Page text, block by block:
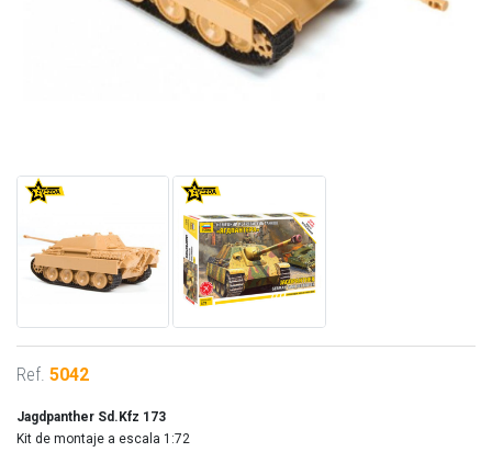
Ref. 5042
Jagdpanther Sd.Kfz 173
Kit de montaje a escala 1:72